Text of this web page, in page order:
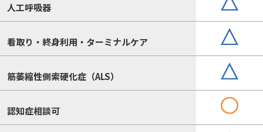
人工呼吸器
看取り・終身利用・ターミナルケア
筋萎縮性側索硬化症（ALS）
認知症相談可